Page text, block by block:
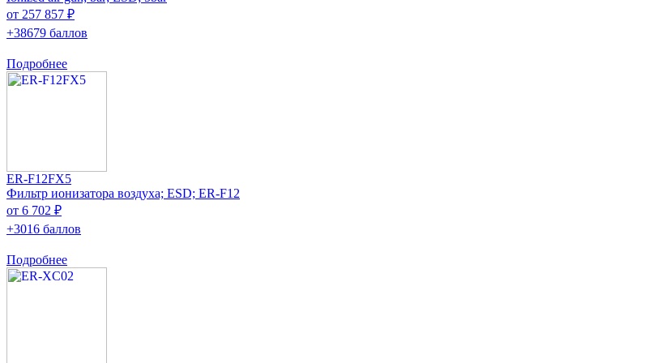
от 257 857 ₽
+38679 баллов
Подробнее
ER-F12FX5
Фильтр ионизатора воздуха; ESD; ER-F12
от 6 702 ₽
+3016 баллов
Подробнее